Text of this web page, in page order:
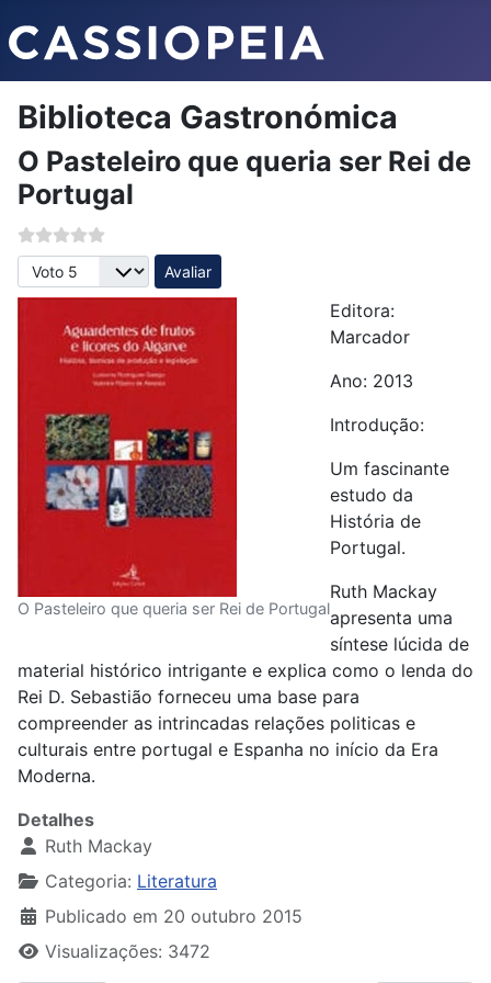
Biblioteca Gastronómica
O Pasteleiro que queria ser Rei de
Portugal
Avalie, por favor
O Pasteleiro que queria ser Rei de Portugal
Editora:
Marcador
Ano: 2013
Introdução:
Um fascinante
estudo da
História de
Portugal.
Ruth Mackay
apresenta uma
síntese lúcida de
material histórico intrigante e explica como o lenda do
Rei D. Sebastião forneceu uma base para
compreender as intrincadas relações politicas e
culturais entre portugal e Espanha no início da Era
Moderna.
Detalhes
Ruth Mackay
Categoria: Literatura
Publicado em 20 outubro 2015
Visualizações: 3472